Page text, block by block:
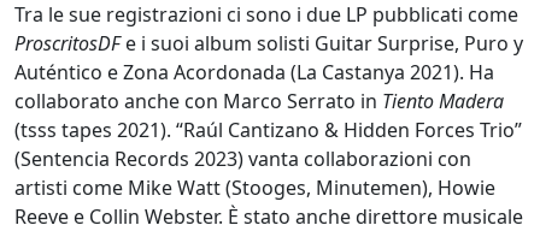
Tra le sue registrazioni ci sono i due LP pubblicati come
ProscritosDFe i suoi album solisti Guitar Surprise, Puro y
Auténtico e Zona Acordonada (La Castanya 2021). Ha
collaborato anche con Marco Serrato in Tiento Madera
(tsss tapes 2021). “Raúl Cantizano & Hidden Forces Trio”
(Sentencia Records 2023) vanta collaborazioni con
artisti come Mike Watt (Stooges, Minutemen), Howie
Reeve e Collin Webster. È stato anche direttore musicale